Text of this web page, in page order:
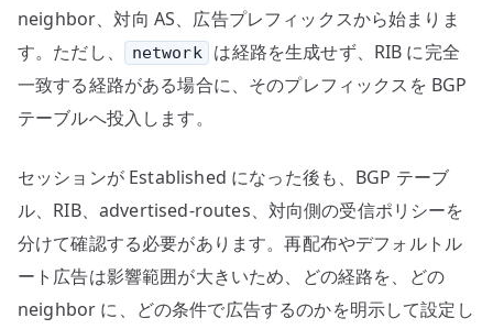
neighbor、対向 AS、広告プレフィックスから始まりま
す。ただし、
network
は経路を生成せず、RIB に完全
一致する経路がある場合に、そのプレフィックスを BGP
テーブルへ投入します。
セッションが Established になった後も、BGP テーブ
ル、RIB、advertised-routes、対向側の受信ポリシーを
分けて確認する必要があります。再配布やデフォルトル
ート広告は影響範囲が大きいため、どの経路を、どの
neighbor に、どの条件で広告するのかを明示して設定し